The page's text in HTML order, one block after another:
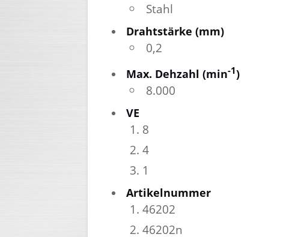
Stahl
Drahtstärke (mm)
0,2
Max. Dehzahl (min-1)
8.000
VE
8
4
1
Artikelnummer
46202
46202n